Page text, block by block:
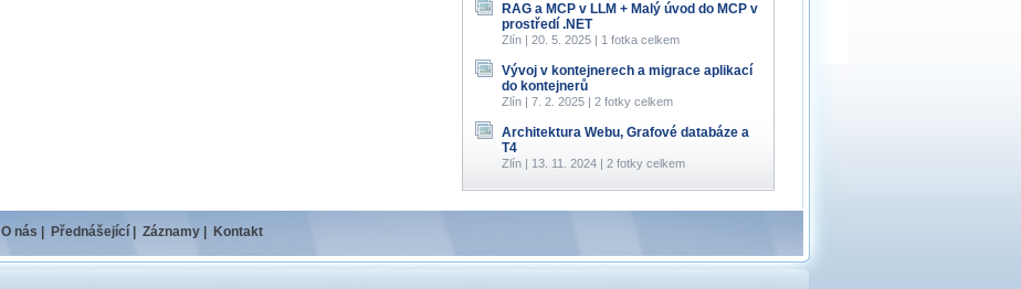
RAG a MCP v LLM + Malý úvod do MCP v
prostředí .NET
Zlín | 20. 5. 2025 | 1 fotka celkem
Vývoj v kontejnerech a migrace aplikací
do kontejnerů
Zlín | 7. 2. 2025 | 2 fotky celkem
Architektura Webu, Grafové databáze a
T4
Zlín | 13. 11. 2024 | 2 fotky celkem
O nás Přednášející Záznamy Kontakt